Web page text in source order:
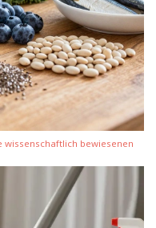
wissenschaftlich bewiesenen